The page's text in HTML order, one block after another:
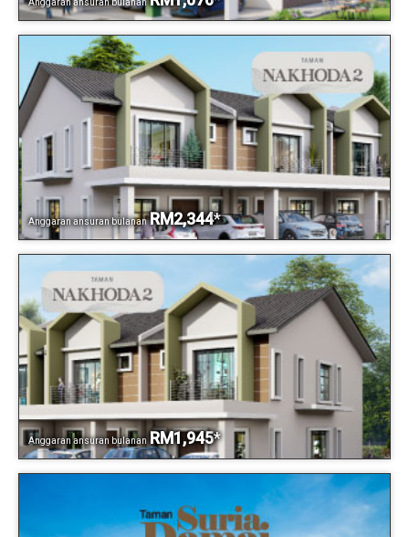
Anggaran ansuran bulanan
Anggaran ansuran bulanan RM2,344*
Anggaran ansuran bulanan RM1,945*